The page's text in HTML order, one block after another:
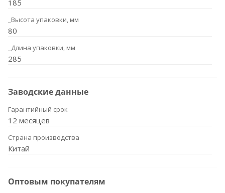
185
_Высота упаковки, мм
80
_Длина упаковки, мм
285
Заводские данные
Гарантийный срок
12 месяцев
Страна производства
Китай
Оптовым покупателям